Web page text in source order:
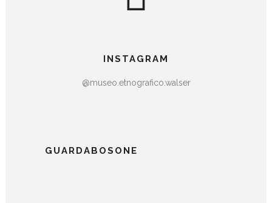
INSTAGRAM
@museo.etnografico.walser
GUARDABOSONE